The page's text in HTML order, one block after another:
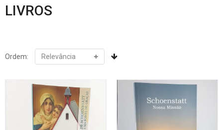
LIVROS
Ordem: